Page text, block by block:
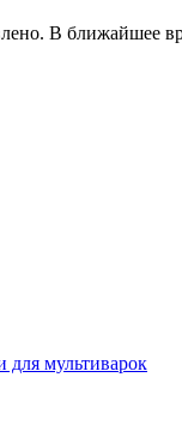
В ближайшее
для мультиварок